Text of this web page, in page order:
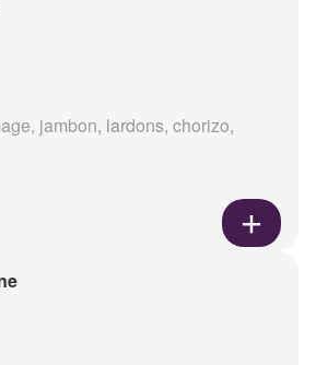
jambon, lardons, chorizo,